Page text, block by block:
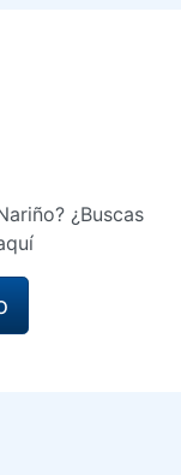
¿Buscas